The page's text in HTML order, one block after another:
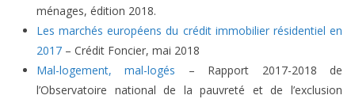
ménages, édition 2018.
Les marchés européens du crédit immobilier résidentiel en
2017 – Crédit Foncier, mai 2018
Mal-logement, mal-logés – Rapport 2017-2018 de
l’Observatoire national de la pauvreté et de l’exclusion